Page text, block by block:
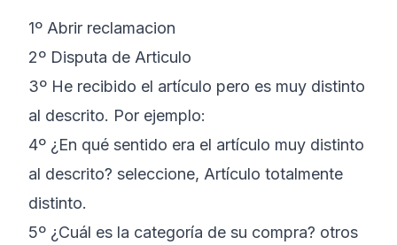
1º Abrir reclamacion
2º Disputa de Articulo
3º He recibido el artículo pero es muy distinto
al descrito. Por ejemplo:
4º ¿En qué sentido era el artículo muy distinto
al descrito? seleccione, Artículo totalmente
distinto.
5º ¿Cuál es la categoría de su compra? otros